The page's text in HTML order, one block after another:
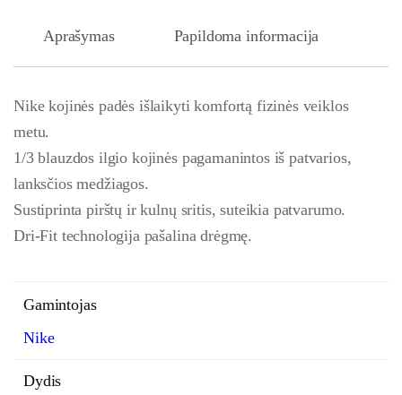
Aprašymas Papildoma informacija
Nike kojinės padės išlaikyti komfortą fizinės veiklos
metu.
1/3 blauzdos ilgio kojinės pagamanintos iš patvarios,
lanksčios medžiagos.
Sustiprinta pirštų ir kulnų sritis, suteikia patvarumo.
Dri-Fit technologija pašalina drėgmę.
Gamintojas
Nike
Dydis